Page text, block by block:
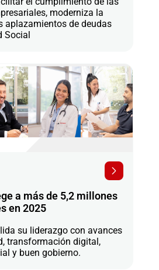
moderniza la
aplazamientos de deudas
Social
a más de 5,2 millones
en 2025
su liderazgo con avances
transformación digital,
y buen gobierno.